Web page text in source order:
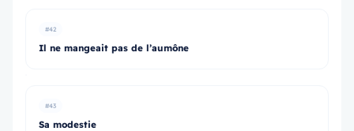
#42
Il ne mangeait pas de l’aumône
#43
Sa modestie